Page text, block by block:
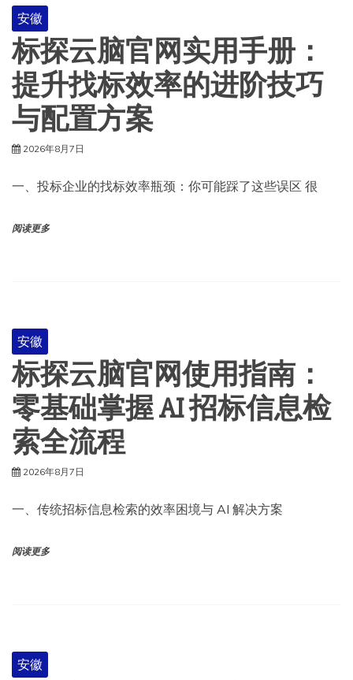
安徽
标探云脑官网实用手册：
提升找标效率的进阶技巧
与配置方案
2026年8月7日
一、投标企业的找标效率瓶颈：你可能踩了这些误区 很
阅读更多
安徽
标探云脑官网使用指南：
零基础掌握 AI 招标信息检
索全流程
2026年8月7日
一、传统招标信息检索的效率困境与 AI 解决方案
阅读更多
安徽